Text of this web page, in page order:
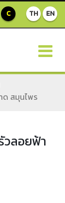
TH EN
C
ด สมุนไพร
ลอยฟ้า